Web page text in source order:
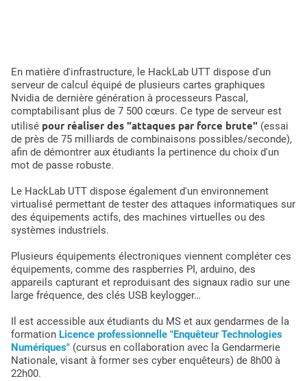
En matière d'infrastructure, le HackLab UTT dispose d'un
serveur de calcul équipé de plusieurs cartes graphiques
Nvidia de dernière génération à processeurs Pascal,
comptabilisant plus de 7 500 cœurs. Ce type de serveur est
utilisé pour réaliser des "attaques par force brute" (essai
de près de 75 milliards de combinaisons possibles/seconde),
afin de démontrer aux étudiants la pertinence du choix d'un
mot de passe robuste.
Le HackLab UTT dispose également d'un environnement
virtualisé permettant de tester des attaques informatiques sur
des équipements actifs, des machines virtuelles ou des
systèmes industriels.
Plusieurs équipements électroniques viennent compléter ces
équipements, comme des raspberries PI, arduino, des
appareils capturant et reproduisant des signaux radio sur une
large fréquence, des clés USB keylogger…
Il est accessible aux étudiants du MS et aux gendarmes de la
formation Licence professionnelle "Enquêteur Technologies
Numériques" (cursus en collaboration avec la Gendarmerie
Nationale, visant à former ses cyber enquêteurs) de 8h00 à
22h00.